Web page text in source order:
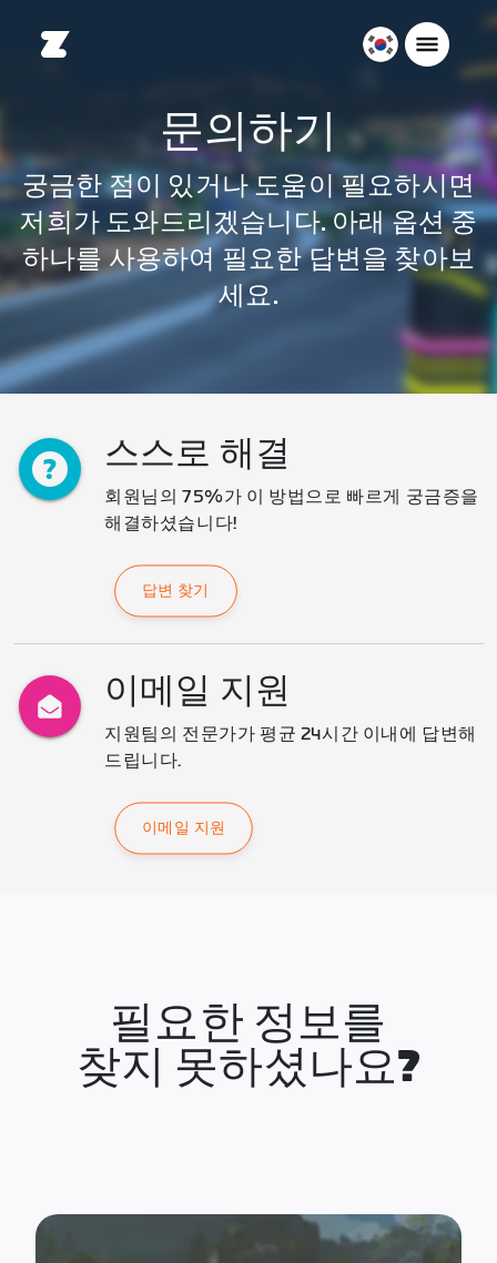
대
국
한
국
어
문의하기
궁금한 점이 있거나 도움이 필요하시면
저희가 도와드리겠습니다. 아래 옵션 중
하나를 사용하여 필요한 답변을 찾아보
세요.
스스로 해결
회원님의 75%가 이 방법으로 빠르게 궁금증을
해결하셨습니다!
답변 찾기
이메일 지원
지원팀의 전문가가 평균 24시간 이내에 답변해
드립니다.
이메일 지원
필요한 정보를
찾지 못하셨나요?